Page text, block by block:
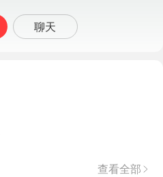
聊天
查看全部